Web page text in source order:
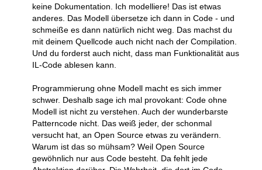
keine Dokumentation. Ich modelliere! Das ist etwas
anderes. Das Modell übersetze ich dann in Code - und
schmeiße es dann natürlich nicht weg. Das machst du
mit deinem Quellcode auch nicht nach der Compilation.
Und du forderst auch nicht, dass man Funktionalität aus
IL-Code ablesen kann.
Programmierung ohne Modell macht es sich immer
schwer. Deshalb sage ich mal provokant: Code ohne
Modell ist nicht zu verstehen. Auch der wunderbarste
Patterncode nicht. Das weiß jeder, der schonmal
versucht hat, an Open Source etwas zu verändern.
Warum ist das so mühsam? Weil Open Source
gewöhnlich nur aus Code besteht. Da fehlt jede